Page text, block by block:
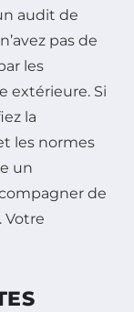
audit de
pas de
les
extérieure. Si
la
les normes
un
de
Votre